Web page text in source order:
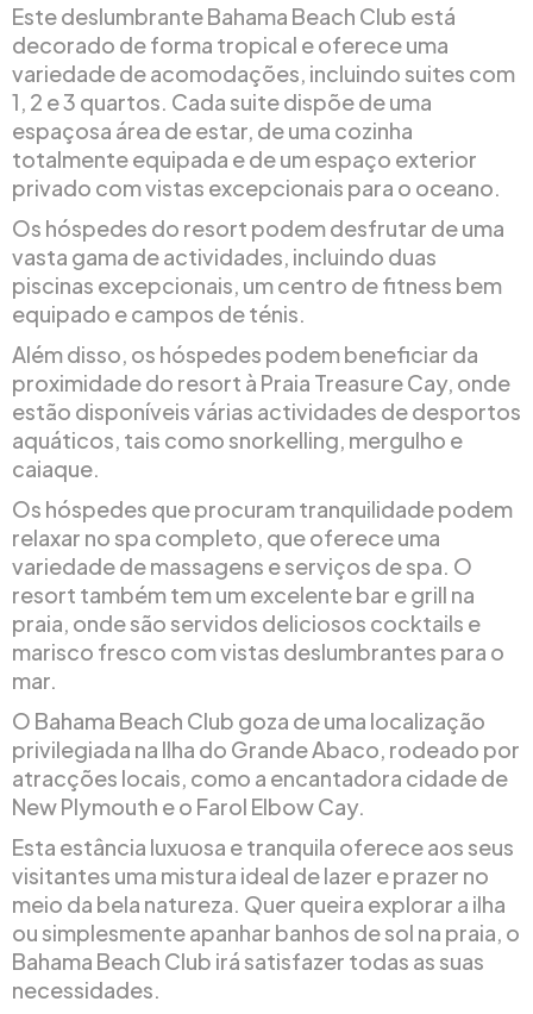
Este deslumbrante Bahama Beach Club está
decorado de forma tropical e oferece uma
variedade de acomodações, incluindo suites com
1, 2 e 3 quartos. Cada suite dispõe de uma
espaçosa área de estar, de uma cozinha
totalmente equipada e de um espaço exterior
privado com vistas excepcionais para o oceano.
Os hóspedes do resort podem desfrutar de uma
vasta gama de actividades, incluindo duas
piscinas excepcionais, um centro de fitness bem
equipado e campos de ténis.
Além disso, os hóspedes podem beneficiar da
proximidade do resort à Praia Treasure Cay, onde
estão disponíveis várias actividades de desportos
aquáticos, tais como snorkelling, mergulho e
caiaque.
Os hóspedes que procuram tranquilidade podem
relaxar no spa completo, que oferece uma
variedade de massagens e serviços de spa. O
resort também tem um excelente bar e grill na
praia, onde são servidos deliciosos cocktails e
marisco fresco com vistas deslumbrantes para o
mar.
O Bahama Beach Club goza de uma localização
privilegiada na Ilha do Grande Abaco, rodeado por
atracções locais, como a encantadora cidade de
New Plymouth e o Farol Elbow Cay.
Esta estância luxuosa e tranquila oferece aos seus
visitantes uma mistura ideal de lazer e prazer no
meio da bela natureza. Quer queira explorar a ilha
ou simplesmente apanhar banhos de sol na praia, o
Bahama Beach Club irá satisfazer todas as suas
necessidades.